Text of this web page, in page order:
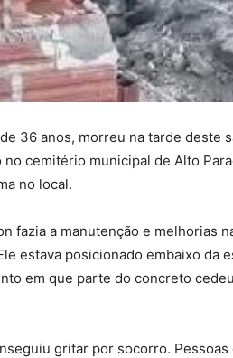
36 anos, morreu na tarde deste
cemitério municipal de Alto
no local.
fazia a manutenção e melhorias
estava posicionado embaixo da
em que parte do concreto
gritar por socorro. Pessoas